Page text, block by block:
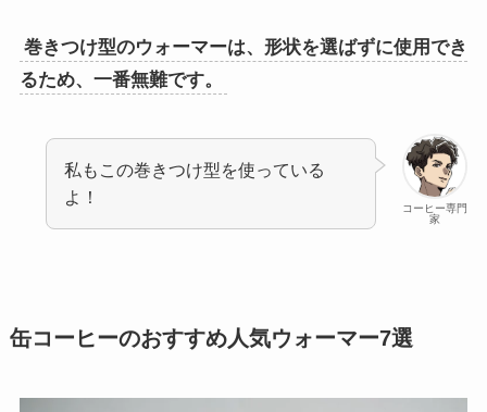
巻きつけ型のウォーマーは、形状を選ばずに使用でき
るため、一番無難です。
コーヒー専門
家
私もこの巻きつけ型を使っている
よ！
缶コーヒーのおすすめ人気ウォーマー7選